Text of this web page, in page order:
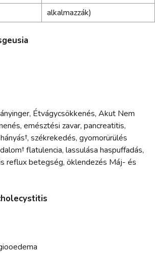
alkalmazzák)
Étvágycsökkenés, Akut Nem
emésztési zavar, pancreatitis,
székrekedés, gyomorürülés
flatulencia, lassulása haspuffadás,
reflux betegség, öklendezés Máj- és